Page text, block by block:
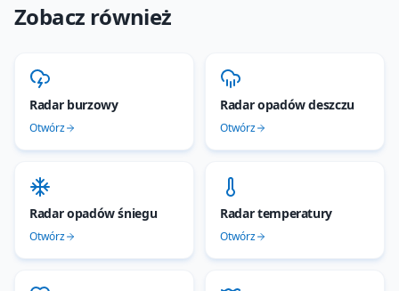
Zobacz również
Radar burzowy
Otwórz
Radar opadów deszczu
Otwórz
Radar opadów śniegu
Otwórz
Radar temperatury
Otwórz